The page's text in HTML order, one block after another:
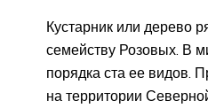
Кустарник или дерево
семейству Розовых. В
порядка ста ее видов.
на территории